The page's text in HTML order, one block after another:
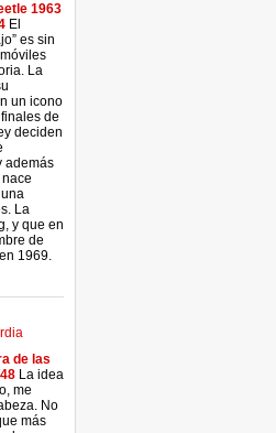
1963
El
es sin
La
un icono
de
deciden
además
La
y que en
de
1969.
de las
La idea
me
No
más